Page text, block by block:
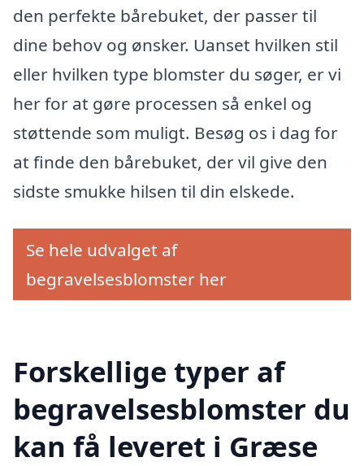
den perfekte bårebuket, der passer til
dine behov og ønsker. Uanset hvilken stil
eller hvilken type blomster du søger, er vi
her for at gøre processen så enkel og
støttende som muligt. Besøg os i dag for
at finde den bårebuket, der vil give den
sidste smukke hilsen til din elskede.
Se hele udvalget af
begravelsesblomster her
Forskellige typer af
begravelsesblomster du
kan få leveret i Græse